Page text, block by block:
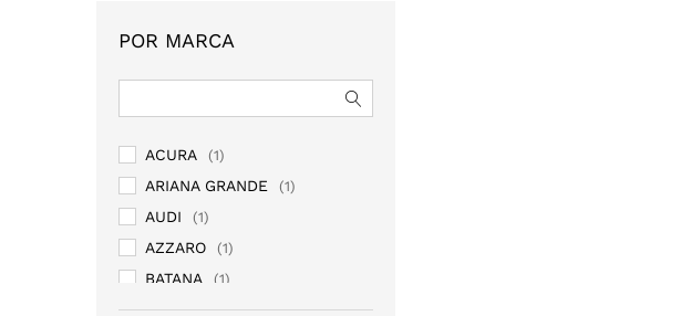
POR MARCA
ACURA (1)
ARIANA GRANDE (1)
AUDI (1)
AZZARO (1)
BATANA (1)
BENTLEY (1)